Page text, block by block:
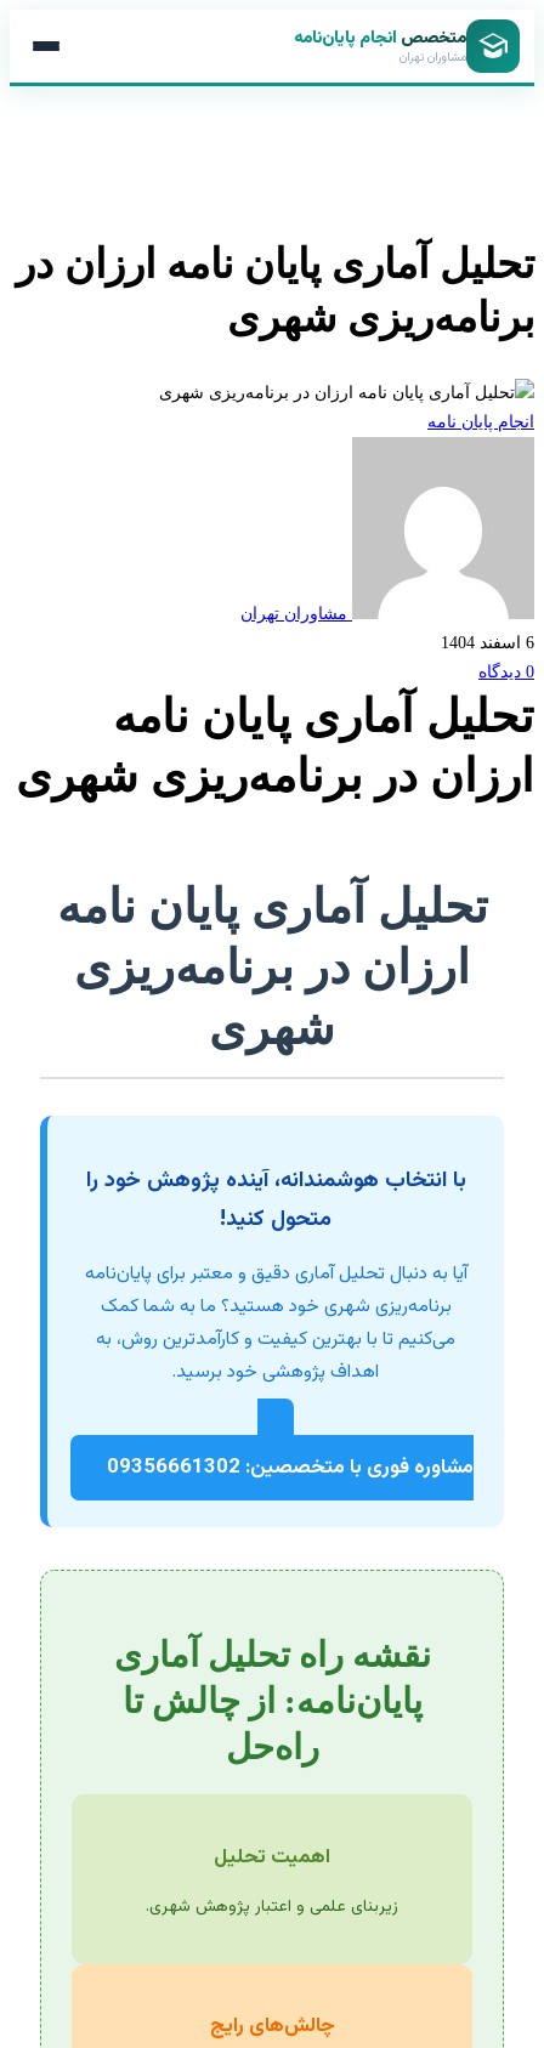
متخصصانجام پایان‌نامه
مشاوران تهران
آماری پایان نامه ارزان در
شهری
پایان نامه
مشاوران تهران
آماری پایان نامه
در برنامه‌ریزی شهری
تحلیل آماری پایان نامه
ارزان در برنامه‌ریزی
شهری
با انتخاب هوشمندانه، آینده پژوهش خود را
متحول کنید!
آیا به دنبال تحلیل آماری دقیق و معتبر برای پایان‌نامه
برنامه‌ریزی شهری خود هستید؟ ما به شما کمک
می‌کنیم تا با بهترین کیفیت و کارآمدترین روش، به
اهداف پژوهشی خود برسید.
مشاوره فوری با متخصصین: 09356661302
نقشه راه تحلیل آماری
پایان‌نامه: از چالش تا
راه‌حل
اهمیت تحلیل
زیربنای علمی و اعتبار پژوهش شهری.
چالش‌های رایج